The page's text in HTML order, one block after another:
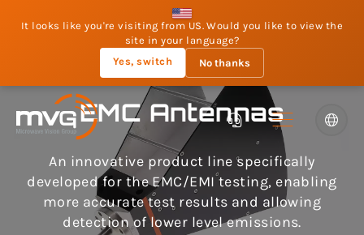
It looks like you're visiting from US. Would you like to view the
site in your language?
Yes, switch
No thanks
EMC Antennas
An innovative product line specifically
developed for the EMC/EMI testing, enabling
more accurate test results and allowing
detection of lower level emissions.